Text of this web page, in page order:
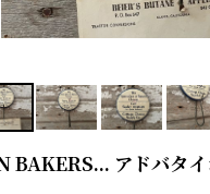
アドバタイ